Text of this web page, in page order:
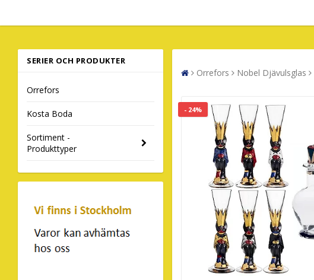
SERIER OCH PRODUKTER
Orrefors
Kosta Boda
Sortiment -
Produkttyper
Orrefors Nobel Djävulsglas
- 24%